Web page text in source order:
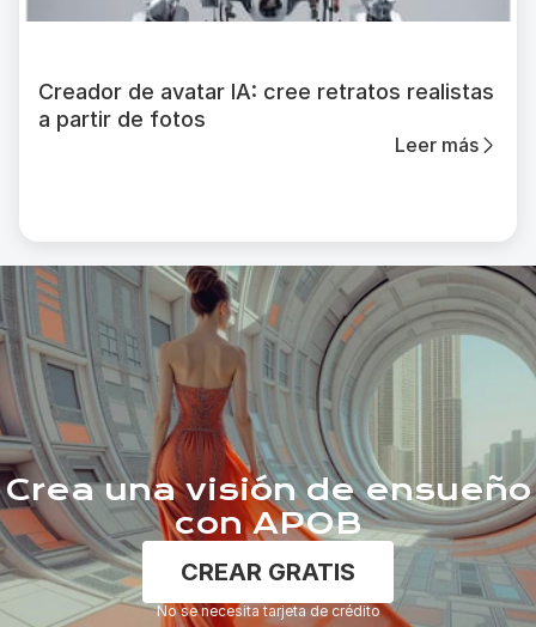
Creador de avatar IA: cree retratos realistas
a partir de fotos
Leer más
Crea una visión de ensueño
con APOB
CREAR GRATIS
No se necesita tarjeta de crédito